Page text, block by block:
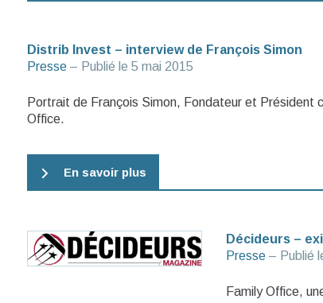
Distrib Invest – interview de François Simon
Presse – Publié le 5 mai 2015
Portrait de François Simon, Fondateur et Président
Office.
En savoir plus
Décideurs –
Presse – Publié
Family Office,